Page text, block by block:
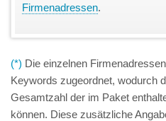
Firmenadressen.
(*) Die einzelnen
Keywords zugeordnet, wodurch
Gesamtzahl der im Paket
können. Diese zusätzliche